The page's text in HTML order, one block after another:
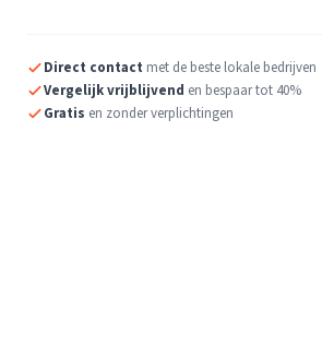
Direct contact met de beste lokale bedrijven
Vergelijk vrijblijvend en bespaar tot 40%
Gratis en zonder verplichtingen